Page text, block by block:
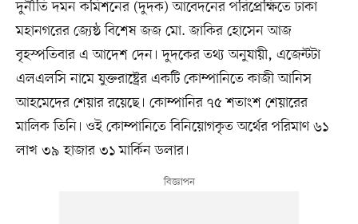
দুর্নীতি দমন কমিশনের (দুদক) আবেদনের পরিপ্রেক্ষিতে ঢাকা
মহানগরের জ্যেষ্ঠ বিশেষ জজ মো. জাকির হোসেন আজ
বৃহস্পতিবার এ আদেশ দেন। দুদকের তথ্য অনুযায়ী, এজেন্টটা
এলএলসি নামে যুক্তরাষ্ট্রের একটি কোম্পানিতে কাজী আনিস
আহমেদের শেয়ার রয়েছে। কোম্পানির ৭৫ শতাংশ শেয়ারের
মালিক তিনি। ওই কোম্পানিতে বিনিয়োগকৃত অর্থের পরিমাণ ৬১
লাখ ৩৯ হাজার ৩১ মার্কিন ডলার।